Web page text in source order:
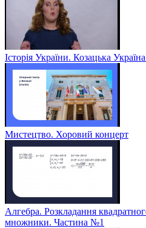
Історія України. Козацька
Мистецтво. Хоровий концерт
Алгебра. Розкладання
множники. Частина №1